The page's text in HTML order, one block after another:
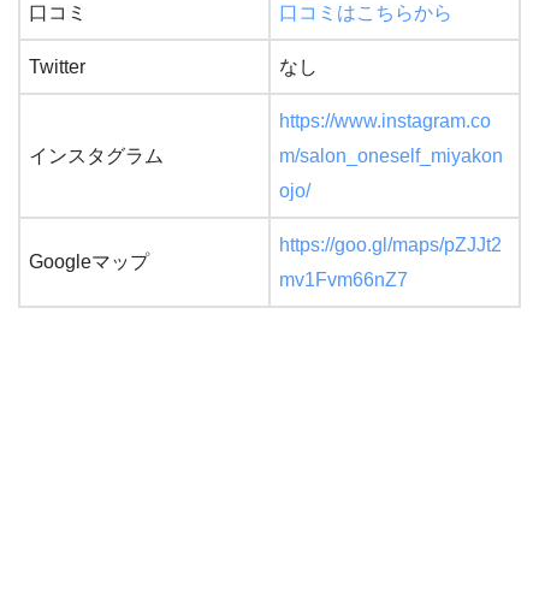
口コミ 口コミはこちらから
Twitter なし
インスタグラム
https://www.instagram.co
m/salon_oneself_miyakon
ojo/
Googleマップ
https://goo.gl/maps/pZJJt2
mv1Fvm66nZ7